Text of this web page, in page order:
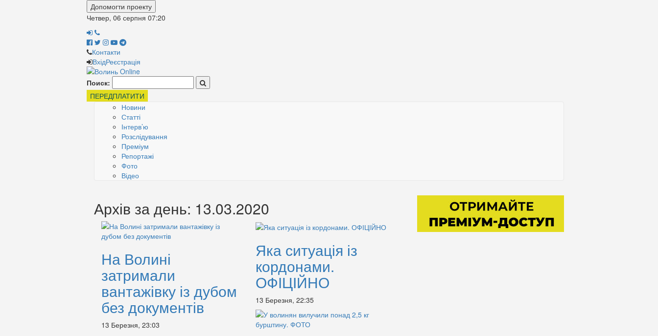
Допомогти проекту
Четвер, 06 серпня 07:21
Контакти
ВхідРеєстрація
Поиск:
ПЕРЕДПЛАТИТИ
Новини
Статті
Інтерв’ю
Розслідування
Преміум
Репортажі
Фото
Відео
Архів за день: 13.03.2020
На Волині
затримали
вантажівку із дубом
без документів
13 Березня, 23:03
Яка ситуація із
кордонами.
ОФІЦІЙНО
13 Березня, 22:35